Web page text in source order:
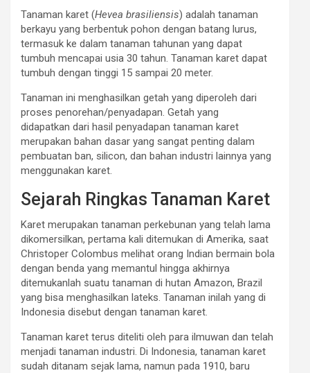
Tanaman karet (Hevea brasiliensis) adalah tanaman
berkayu yang berbentuk pohon dengan batang lurus,
termasuk ke dalam tanaman tahunan yang dapat
tumbuh mencapai usia 30 tahun. Tanaman karet dapat
tumbuh dengan tinggi 15 sampai 20 meter.
Tanaman ini menghasilkan getah yang diperoleh dari
proses penorehan/penyadapan. Getah yang
didapatkan dari hasil penyadapan tanaman karet
merupakan bahan dasar yang sangat penting dalam
pembuatan ban, silicon, dan bahan industri lainnya yang
menggunakan karet.
Sejarah Ringkas Tanaman Karet
Karet merupakan tanaman perkebunan yang telah lama
dikomersilkan, pertama kali ditemukan di Amerika, saat
Christoper Colombus melihat orang Indian bermain bola
dengan benda yang memantul hingga akhirnya
ditemukanlah suatu tanaman di hutan Amazon, Brazil
yang bisa menghasilkan lateks. Tanaman inilah yang di
Indonesia disebut dengan tanaman karet.
Tanaman karet terus diteliti oleh para ilmuwan dan telah
menjadi tanaman industri. Di Indonesia, tanaman karet
sudah ditanam sejak lama, namun pada 1910, baru